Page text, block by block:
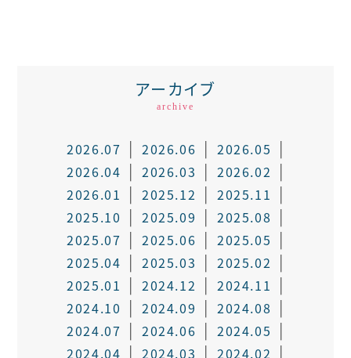
アーカイブ
archive
2026.07 2026.06
2026.05
2026.04
2026.03
2026.02
2026.01
2025.12
2025.11
2025.10
2025.09
2025.08
2025.07
2025.06
2025.05
2025.04
2025.03
2025.02
2025.01
2024.12
2024.11
2024.10
2024.09
2024.08
2024.07
2024.06
2024.05
2024.04
2024.03
2024.02